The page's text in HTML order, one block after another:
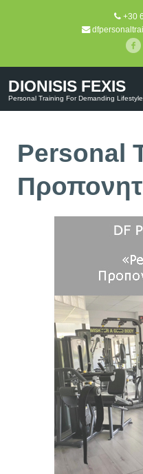
+30
DIONISIS FEXIS
Personal Training For Demanding
Personal